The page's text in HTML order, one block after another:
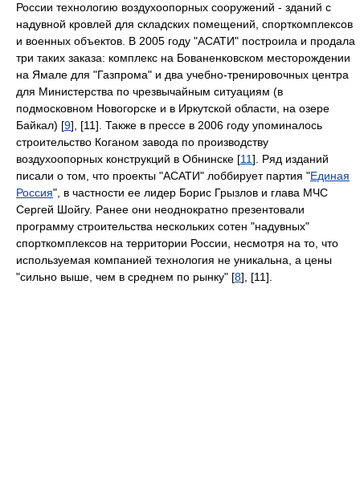
России технологию воздухоопорных сооружений - зданий с
надувной кровлей для складских помещений, спорткомплексов
и военных объектов. В 2005 году "АСАТИ" построила и продала
три таких заказа: комплекс на Бованенковском месторождении
на Ямале для "Газпрома" и два учебно-тренировочных центра
для Министерства по чрезвычайным ситуациям (в
подмосковном Новогорске и в Иркутской области, на озере
Байкал) [9], [11]. Также в прессе в 2006 году упоминалось
строительство Коганом завода по производству
воздухоопорных конструкций в Обнинске [11]. Ряд изданий
писали о том, что проекты "АСАТИ" лоббирует партия "Единая
Россия", в частности ее лидер Борис Грызлов и глава МЧС
Сергей Шойгу. Ранее они неоднократно презентовали
программу строительства нескольких сотен "надувных"
спорткомплексов на территории России, несмотря на то, что
используемая компанией технология не уникальна, а цены
"сильно выше, чем в среднем по рынку" [8], [11].